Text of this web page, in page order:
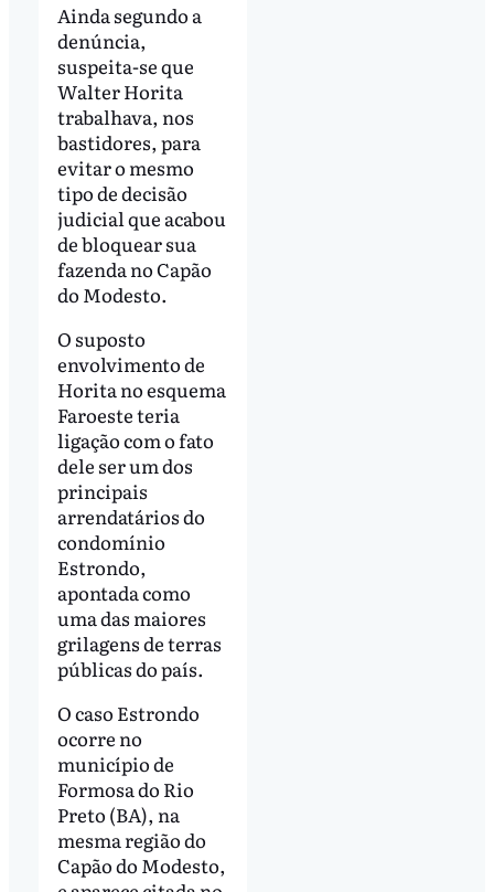
Ainda segundo a
denúncia,
suspeita-se que
Walter Horita
trabalhava, nos
bastidores, para
evitar o mesmo
tipo de decisão
judicial que acabou
de bloquear sua
fazenda no Capão
do Modesto.
O suposto
envolvimento de
Horita no esquema
Faroeste teria
ligação com o fato
dele ser um dos
principais
arrendatários do
condomínio
Estrondo,
apontada como
uma das maiores
grilagens de terras
públicas do país.
O caso Estrondo
ocorre no
município de
Formosa do Rio
Preto (BA), na
mesma região do
Capão do Modesto,